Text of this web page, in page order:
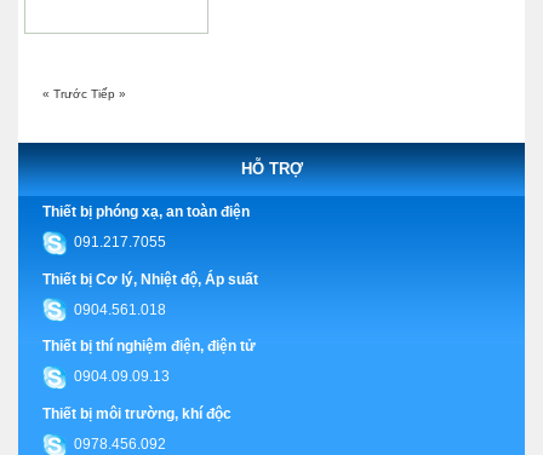
« Trước Tiếp »
HỖ TRỢ
Thiết bị phóng xạ, an toàn điện
091.217.7055
Thiết bị Cơ lý, Nhiệt độ, Áp suất
0904.561.018
Thiết bị thí nghiệm điện, điện tử
0904.09.09.13
Thiết bị môi trường, khí độc
0978.456.092